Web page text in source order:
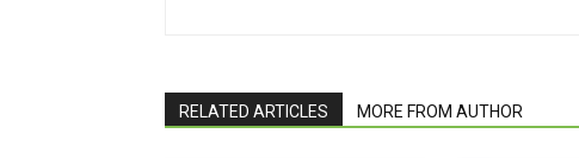
RELATED ARTICLES MORE FROM AUTHOR